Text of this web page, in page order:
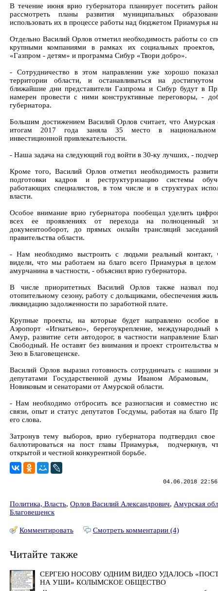
В течение июня врио губернатора планирует посетить
рассмотреть планы развития муниципальных
использовать их в процессе работы над бюджетом Приамурья
Отдельно Василий Орлов отметил необходимость работы со
крупными компаниями в рамках их социальных проектов,
«Газпром - детям» и программа Сибур «Твори добро».
- Сотрудничество в этом направлении уже хорошо
территории области, и останавливаться на
ближайшие дни представители Газпрома и Сибур будут в
намерен провести с ними конструктивные переговоры, -
губернатора.
Большим достижением Василий Орлов считает, что Амурская
итогам 2017 года заняла 35 место в национальном
инвестиционной привлекательности.
- Наша задача на следующий год войти в 30-ку лучших, -
Кроме того, Василий Орлов отметил необходимость
подготовки кадров и реструктуризацию системы
работающих специалистов, в том числе и в структурах
власти.
Особое внимание врио губернатора пообещал уделить
всех ее проявлениях от перехода на полноценный
документооборот, до прямых онлайн трансляций
правительства области.
- Нам необходимо выстроить с людьми реальный контакт,
видели, что мы работаем на благо всего Приамурья в
амурчанина в частности, - объяснил врио губернатора.
В числе приоритетных Василий Орлов также назвал
отопительному сезону, работу с дольщиками, обеспечения
ликвидацию задолженности по заработной плате.
Крупные проекты, на которые будет направлено особое
Аэропорт «Игнатьево», берегоукрепление, международный
Амур, развитие сети автодорог, в частности направление
Свободный. Не оставят без внимания и проект строительства
Зею в Благовещенске.
Василий Орлов выразил готовность сотрудничать с нашими
депутатами Государственной думы Иваном Абрамовым,
Новиковым и сенаторами от Амурской области.
- Нам необходимо отбросить все разногласия и совместно
связи, опыт и статус депутатов Госдумы, работая на благо
его слова.
Затронув тему выборов, врио губернатора подтвердил свое
баллотироваться на пост главы Приамурья, подчеркнув,
открытой и честной конкурентной борьбе.
04.06.2018
Политика, Власть, Орлов Василий Александрович, Амурская
Благовещенск
Комментировать Смотреть комментарии (4)
Читайте также
СЕРГЕЮ НОСОВУ ОДНИМ ВИДЕО УДАЛОСЬ
НА УШИ» КОЛЫМСКОЕ ОБЩЕСТВО